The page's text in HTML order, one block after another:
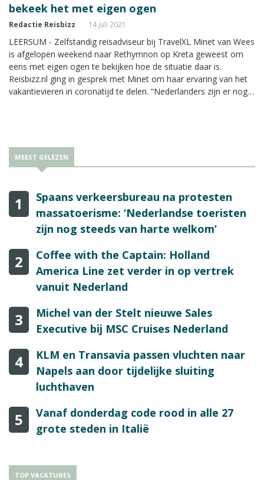
bekeek het met eigen ogen
Redactie Reisbizz 14 juli 2021
LEERSUM - Zelfstandig reisadviseur bij TravelXL Minet van Wees
is afgelopen weekend naar Rethymnon op Kreta geweest om
eens met eigen ogen te bekijken hoe de situatie daar is.
Reisbizz.nl ging in gesprek met Minet om haar ervaring van het
vakantievieren in coronatijd te delen. “Nederlanders zijn er nog
MEEST GELEZEN
1
Spaans verkeersbureau na protesten
massatoerisme: ‘Nederlandse toeristen
zijn nog steeds van harte welkom’
2
Coffee with the Captain: Holland
America Line zet verder in op vertrek
vanuit Nederland
3
Michel van der Stelt nieuwe Sales
Executive bij MSC Cruises Nederland
4
KLM en Transavia passen vluchten naar
Napels aan door tijdelijke sluiting
luchthaven
5
Vanaf donderdag code rood in alle 27
grote steden in Italië
TOP VACATURES